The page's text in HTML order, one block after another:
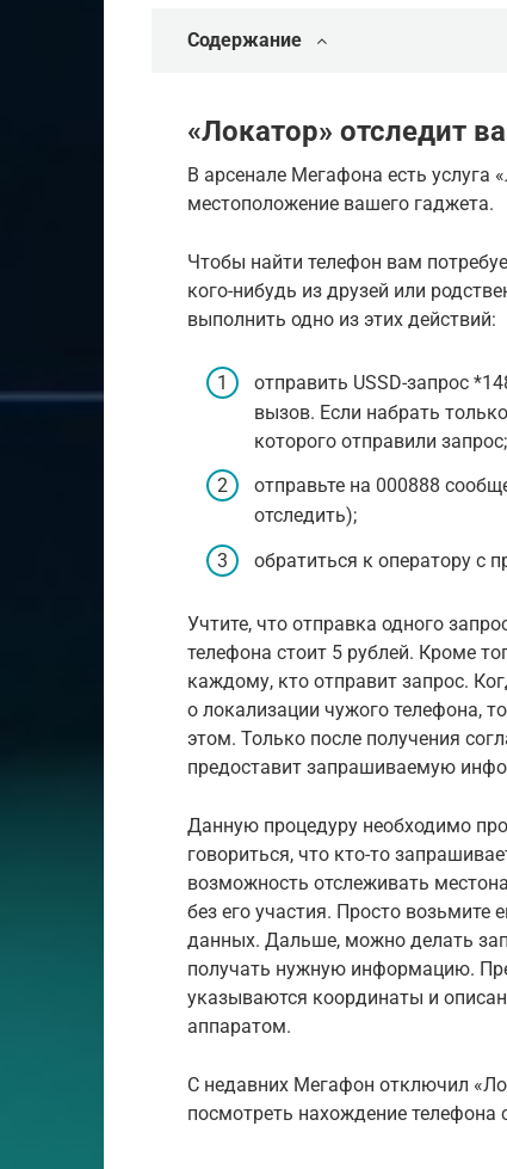
Содержание
«Локатор» отследит
В арсенале Мегафона есть услуга
местоположение вашего гаджета.
Чтобы найти телефон вам
кого-нибудь из друзей или
выполнить одно из этих действий:
отправить USSD-запрос
вызов. Если набрать
которого отправили запрос;
отправьте на 000888
отследить);
обратиться к оператору с
Учтите, что отправка одного
телефона стоит 5 рублей. Кроме
каждому, кто отправит запрос.
о локализации чужого телефона,
этом. Только после получения
предоставит запрашиваемую
Данную процедуру необходимо
говориться, что кто-то
возможность отслеживать
без его участия. Просто возьмите
данных. Дальше, можно делать
получать нужную информацию.
указываются координаты и
аппаратом.
С недавних Мегафон отключил
посмотреть нахождение